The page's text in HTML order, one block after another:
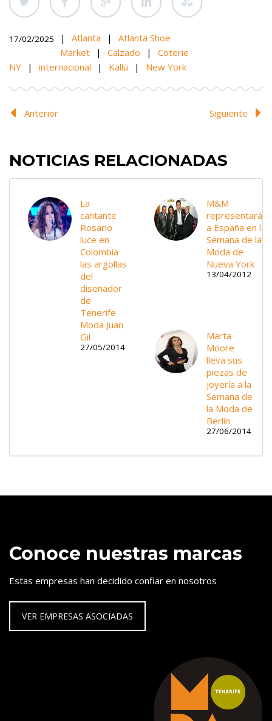
17/02/2025 | Atlanta |
Atlanta Shoe
Market
| Calzado |
Coterie
NY
| internacional | Kallú | New York
Anterior Siguiente
NOTICIAS RELACIONADAS
La
cantante
Rosario
luce en
Colombia
las argollas
del
diseñador
de
Tenerife
Moda Juan
Gil
27/05/2014
M&M
representarán
a España en la
Semana de la
Moda de
Nueva York
13/04/2012
Marta
Moore
lleva sus
piezas de
joyería a la
Semana de
la Moda de
Berlín
27/06/2014
Conoce nuestras marcas
Estas empresas han decidido confiar en nosotros
VER EMPRESAS ASOCIADAS